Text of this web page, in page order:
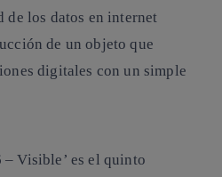
de los datos en internet
de un objeto que
digitales con un simple
– Visible’ es el quinto